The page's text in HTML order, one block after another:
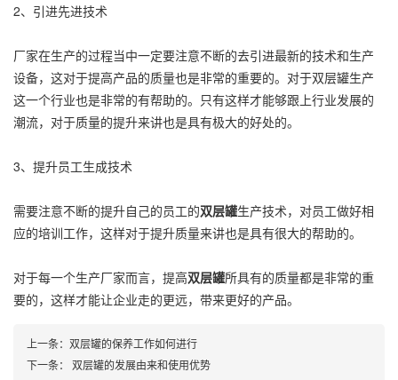
2、引进先进技术
厂家在生产的过程当中一定要注意不断的去引进最新的技术和生产
设备，这对于提高产品的质量也是非常的重要的。对于双层罐生产
这一个行业也是非常的有帮助的。只有这样才能够跟上行业发展的
潮流，对于质量的提升来讲也是具有极大的好处的。
3、提升员工生成技术
需要注意不断的提升自己的员工的双层罐生产技术，对员工做好相
应的培训工作，这样对于提升质量来讲也是具有很大的帮助的。
对于每一个生产厂家而言，提高双层罐所具有的质量都是非常的重
要的，这样才能让企业走的更远，带来更好的产品。
上一条： 双层罐的保养工作如何进行
下一条：
双层罐的发展由来和使用优势